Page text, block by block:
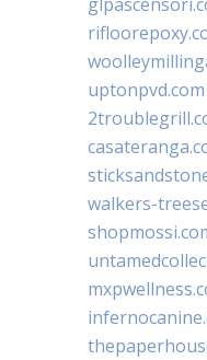
uptonpvd.com
walkers-